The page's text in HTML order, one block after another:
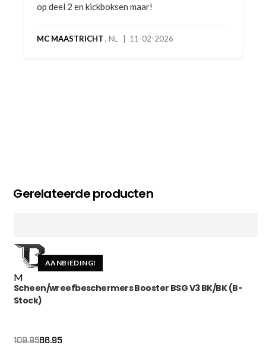
op deel 2 en kickboksen maar!
MC MAASTRICHT , NL | 11-02-2026
Gerelateerde producten
AANBIEDING!
M
Scheen/wreefbeschermers Booster BSG V3 BK/BK (B-
Stock)
109.95
Oorspronkelijke
prijs
88.95
Huidige
prijs